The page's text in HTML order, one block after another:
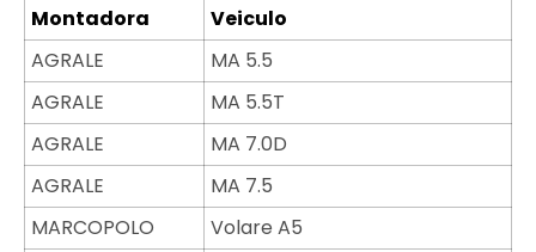
Montadora
Veiculo
AGRALE
MA 5.5
AGRALE
MA 5.5T
AGRALE
MA 7.0D
AGRALE
MA 7.5
MARCOPOLO
Volare A5